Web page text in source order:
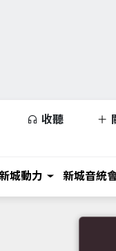
收聽
城動力 新城音統